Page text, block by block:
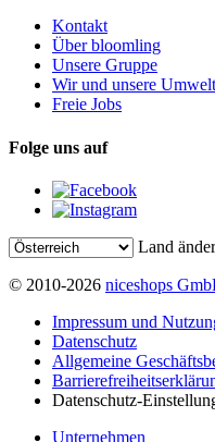
Kontakt
Über bloomling
Unsere Gruppe
Wir und unsere Umwelt
Freie Jobs
Folge uns auf
Land
© 2010-2026 niceshops
Impressum und
Datenschutz
Allgemeine
Datenschutz-
Unternehmen